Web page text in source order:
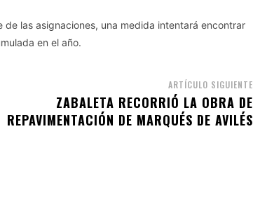
las asignaciones, una medida intentará encontrar
en el año.
ARTÍCULO SIGUIENTE
ZABALETA RECORRIÓ LA OBRA DE
REPAVIMENTACIÓN DE MARQUÉS DE AVILÉS